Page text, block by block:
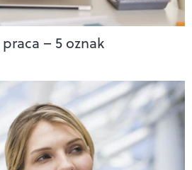
– 5 oznak